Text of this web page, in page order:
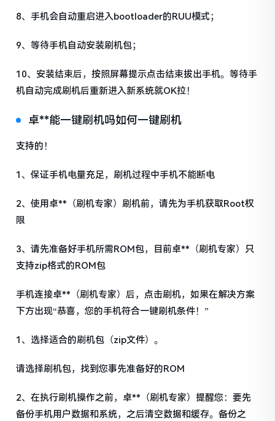
8、手机会自动重启进入bootloader的RUU模式；
9、等待手机自动安装刷机包；
10、安装结束后，按照屏幕提示点击结束拔出手机。等待手
机自动完成刷机后重新进入新系统就OK拉！
卓**能一键刷机吗如何一键刷机
支持的！
1、保证手机电量充足，刷机过程中手机不能断电
2、使用卓**（刷机专家）刷机前，请先为手机获取Root权
限
3、请先准备好手机所需ROM包，目前卓**（刷机专家）只
支持zip格式的ROM包
手机连接卓**（刷机专家）后，点击刷机，如果在解决方案
下方出现“恭喜，您的手机符合一键刷机条件！”
1、选择适合的刷机包（zip文件）。
请选择刷机包，找到您事先准备好的ROM
2、在执行刷机操作之前，卓**（刷机专家）提醒您：要先
备份手机用户数据和系统，之后清空数据和缓存。备份之